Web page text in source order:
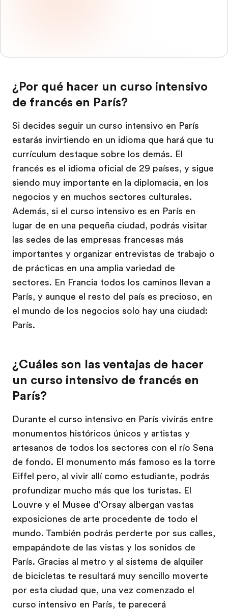
¿Por qué hacer un curso intensivo
de francés en París?
Si decides seguir un curso intensivo en París
estarás invirtiendo en un idioma que hará que tu
currículum destaque sobre los demás. El
francés es el idioma oficial de 29 países, y sigue
siendo muy importante en la diplomacia, en los
negocios y en muchos sectores culturales.
Además, si el curso intensivo es en París en
lugar de en una pequeña ciudad, podrás visitar
las sedes de las empresas francesas más
importantes y organizar entrevistas de trabajo o
de prácticas en una amplia variedad de
sectores. En Francia todos los caminos llevan a
París, y aunque el resto del país es precioso, en
el mundo de los negocios solo hay una ciudad:
París.
¿Cuáles son las ventajas de hacer
un curso intensivo de francés en
París?
Durante el curso intensivo en París vivirás entre
monumentos históricos únicos y artistas y
artesanos de todos los sectores con el río Sena
de fondo. El monumento más famoso es la torre
Eiffel pero, al vivir allí como estudiante, podrás
profundizar mucho más que los turistas. El
Louvre y el Musee d'Orsay albergan vastas
exposiciones de arte procedente de todo el
mundo. También podrás perderte por sus calles,
empapándote de las vistas y los sonidos de
París. Gracias al metro y al sistema de alquiler
de bicicletas te resultará muy sencillo moverte
por esta ciudad que, una vez comenzado el
curso intensivo en París, te parecerá